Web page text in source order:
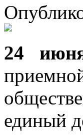
24
единый